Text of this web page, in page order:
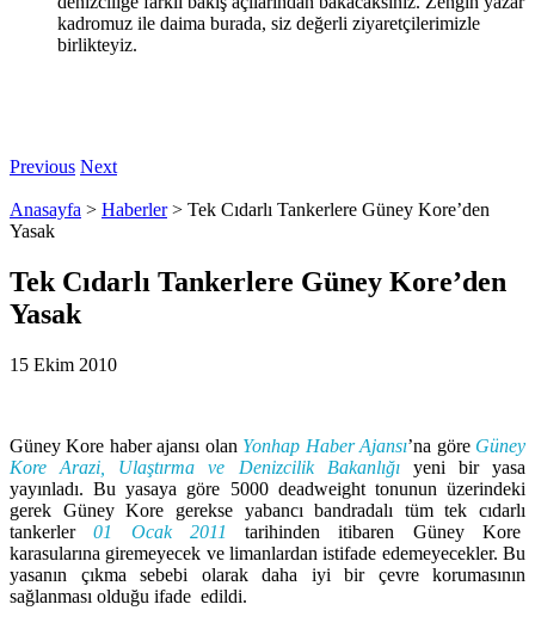
kadromuz ile daima burada, siz değerli ziyaretçilerimizle
birlikteyiz.
Previous Next
Anasayfa > Haberler> Tek Cıdarlı Tankerlere Güney Kore’den
Yasak
Tek Cıdarlı Tankerlere Güney Kore’den
Yasak
15 Ekim 2010
Güney Kore haber ajansı olan Yonhap Haber Ajansı’na göre Güney
Kore Arazi, Ulaştırma ve Denizcilik Bakanlığıyeni bir yasa
yayınladı. Bu yasaya göre 5000 deadweight tonunun üzerindeki
gerek Güney Kore gerekse yabancı bandradalı tüm tek cıdarlı
tankerler01 Ocak 2011
tarihinden itibaren Güney Kore
karasularına giremeyecek ve limanlardan istifade edemeyecekler. Bu
yasanın çıkma sebebi olarak daha iyi bir çevre korumasının
sağlanması olduğu ifade edildi.